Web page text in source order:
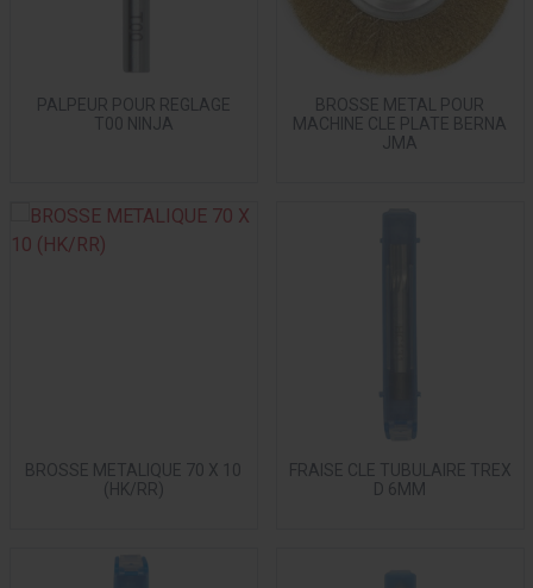
PALPEUR POUR REGLAGE
T00 NINJA
BROSSE METAL POUR
MACHINE CLE PLATE BERNA
JMA
BROSSE METALIQUE 70 X 10
(HK/RR)
FRAISE CLE TUBULAIRE TREX
D 6MM